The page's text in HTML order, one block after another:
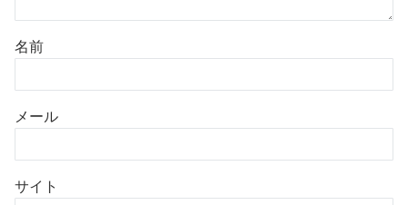
名前
メール
サイト